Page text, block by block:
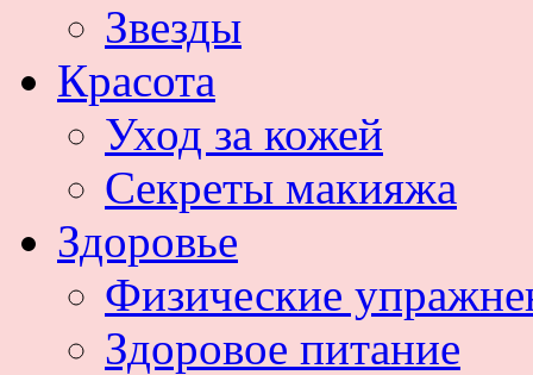
Звезды
Красота
Уход за кожей
Секреты макияжа
Здоровье
Физические
Здоровое питание